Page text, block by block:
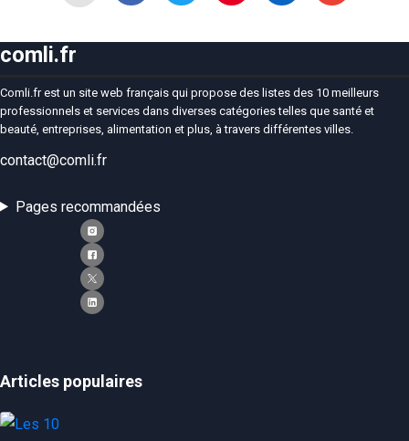
comli.fr
Comli.fr est un site web français qui propose des listes des 10 meilleurs
professionnels et services dans diverses catégories telles que santé et
beauté, entreprises, alimentation et plus, à travers différentes villes.
contact@comli.fr
Pages recommandées
Articles populaires